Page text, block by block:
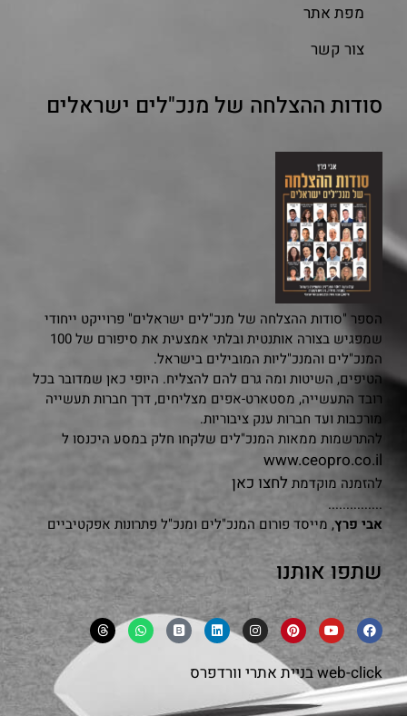
מפת אתר
צור קשר
סודות ההצלחה של מנכ"לים ישראלים
הספר "סודות ההצלחה של מנכ"לים ישראלים" פרוייקט ייחודי
שמפגיש בצורה אותנטית ובלתי אמצעית את סיפורם של 100
המנכ"לים והמנכ"ליות המובילים בישראל.
הטיפים, השיטות ומה גרם להם להצליח. היופי כאן שמדובר בכל
רובד התעשייה, מסטארט-אפים מצליחים, דרך חברות תעשייה
מורכבות ועד חברות ענק ציבוריות.
להתרשמות ממאות המנכ"לים שלקחו חלק במסע היכנסו ל
www.ceopro.co.il
להזמנה מוקדמת לחצו כאן
...............
אבי פרץ, מייסד פורום המנכ"לים ומנכ"ל פתרונות אפקטיביים
שתפו אותנו
web-clickבניית אתרי וורדפרס